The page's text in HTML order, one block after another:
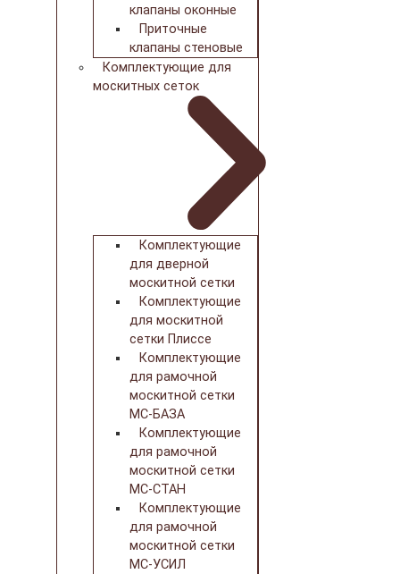
клапаны оконные
Приточные
клапаны стеновые
Комплектующие для
москитных сеток
Комплектующие
для дверной
москитной сетки
Комплектующие
для москитной
сетки Плиссе
Комплектующие
для рамочной
москитной сетки
МС-БАЗА
Комплектующие
для рамочной
москитной сетки
МС-СТАН
Комплектующие
для рамочной
москитной сетки
МС-УСИЛ